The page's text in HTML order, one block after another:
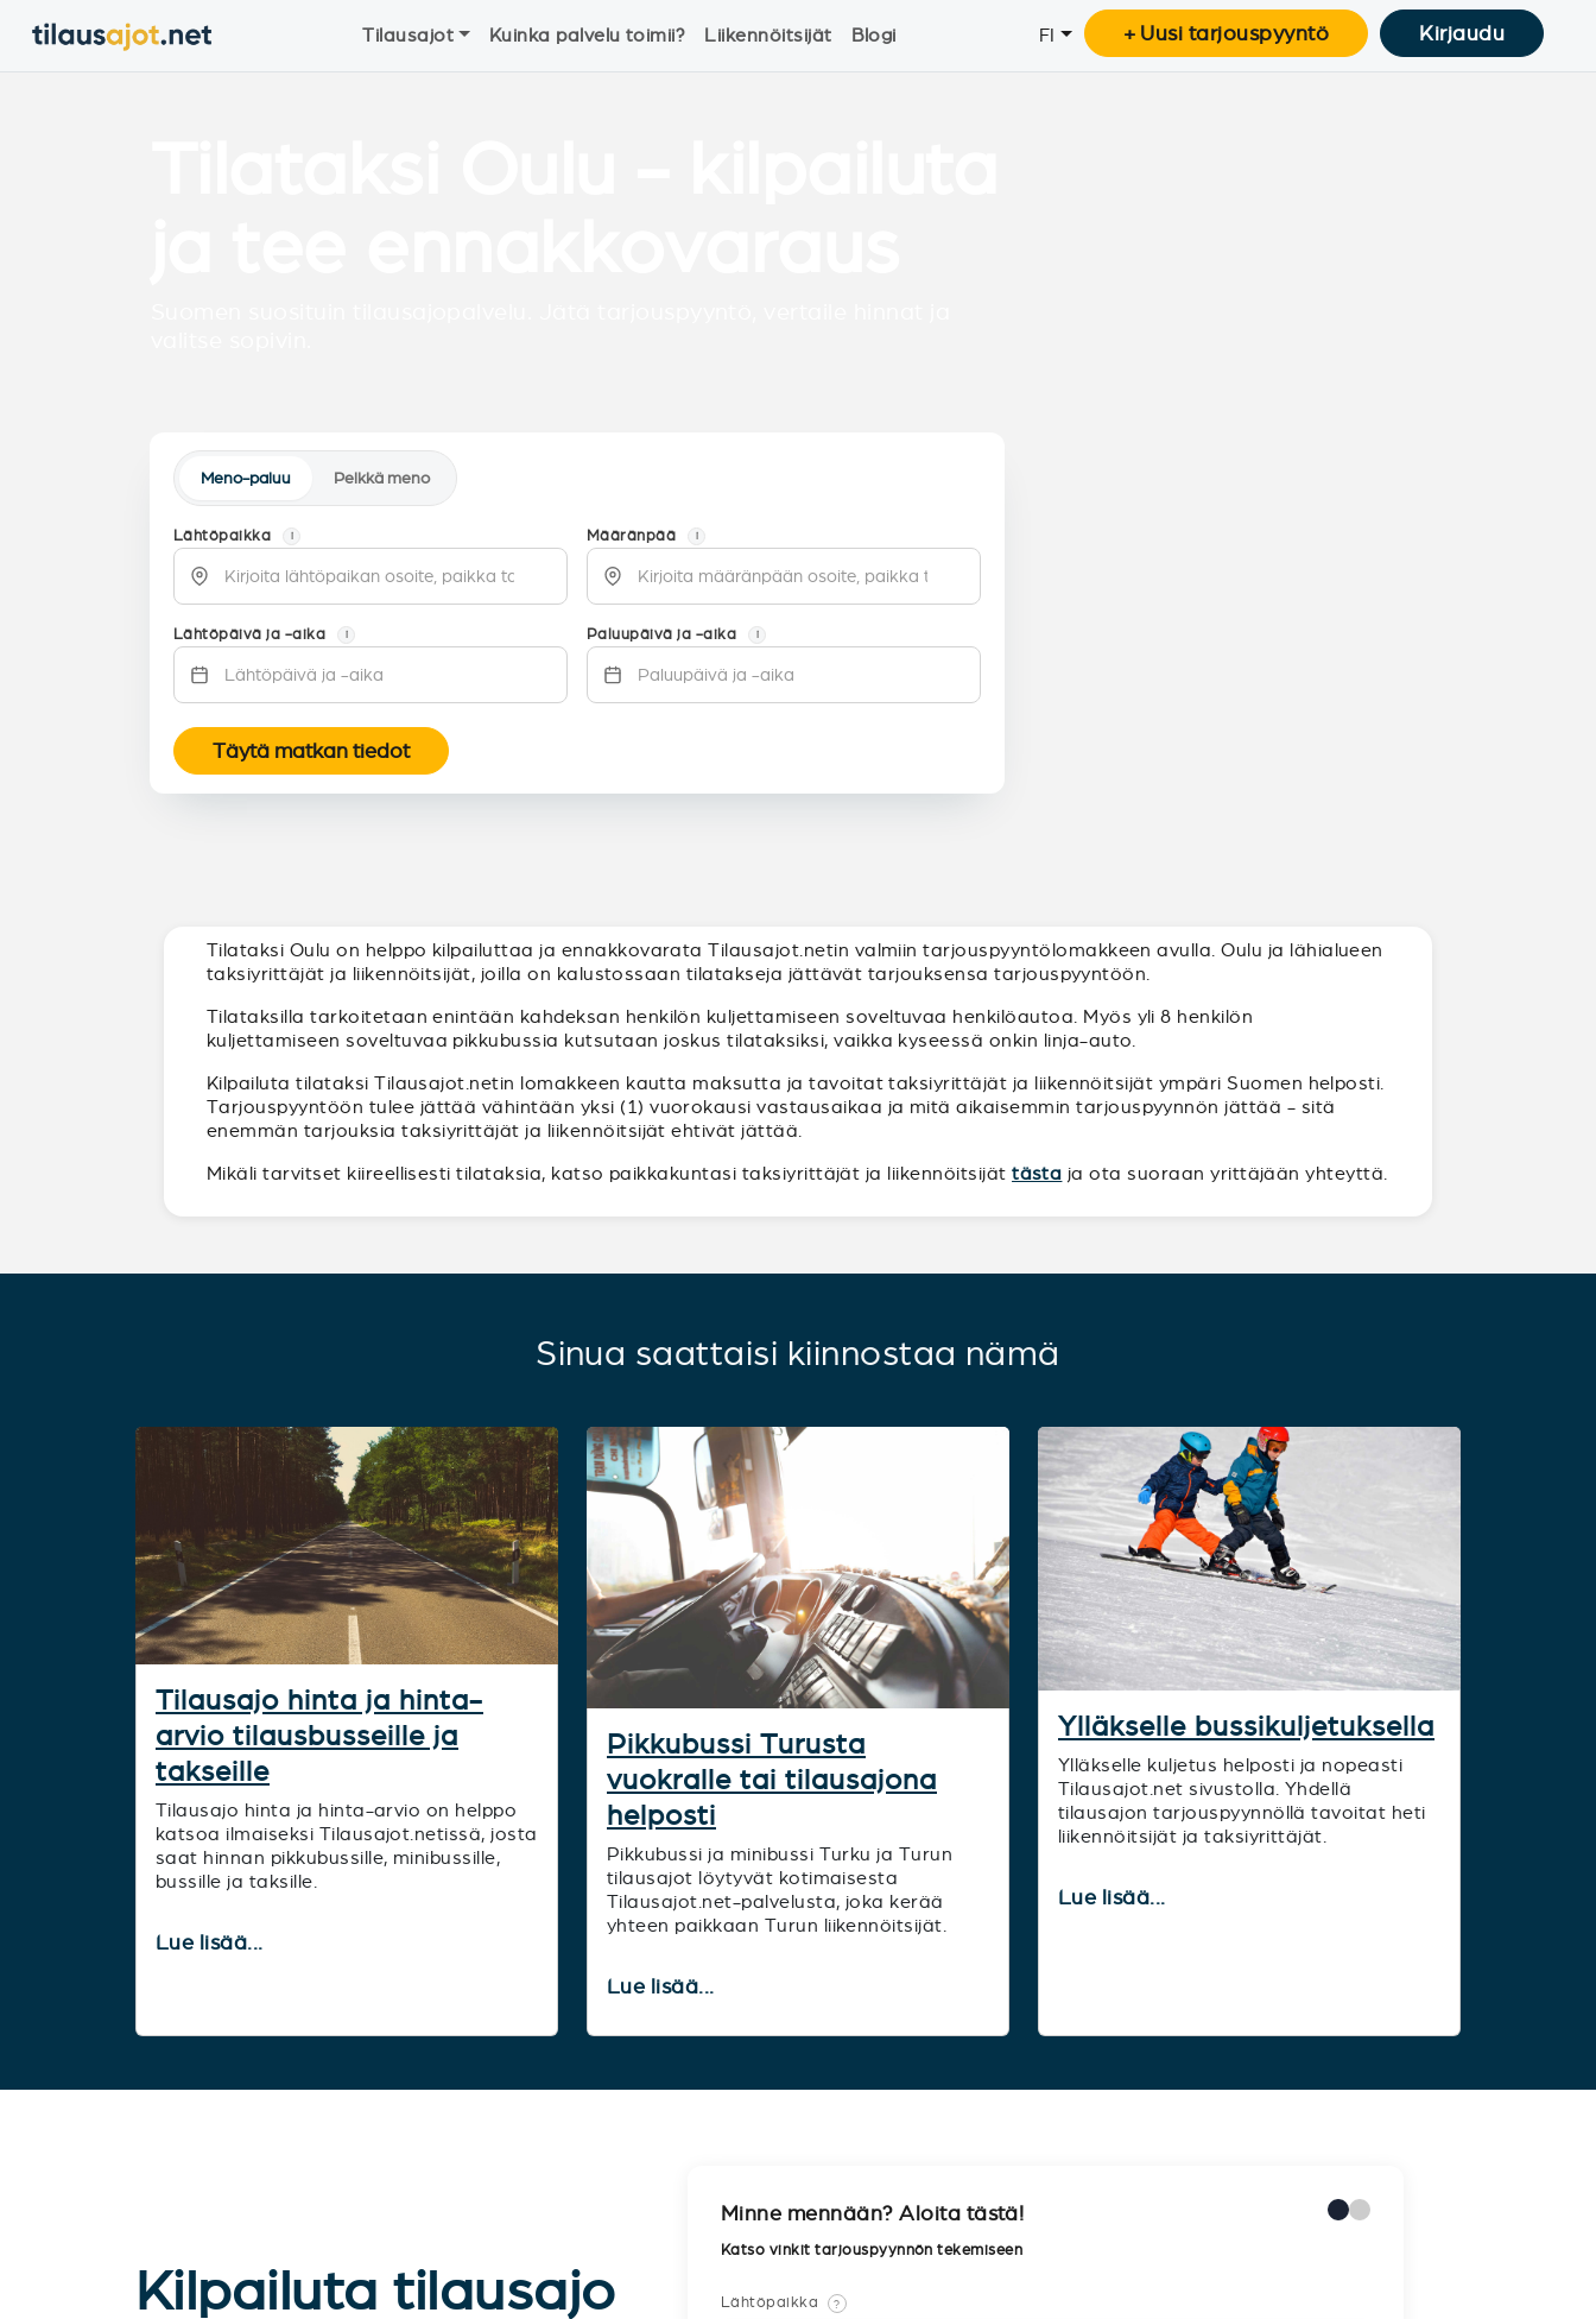
Tilausajot Kuinka palvelu toimii? Liikennöitsijät Blogi FI + Uusi tarjouspyyntö Kirjaudu
Meno-paluu Pelkkä meno
Lähtöpaikka i Määränpää i
Lähtöpäivä ja -aika i Paluupäivä ja -aika i
Täytä matkan tiedot
Tilataksi Oulu on helppo kilpailuttaa ja ennakkovarata Tilausajot.netin valmiin tarjouspyyntölomakkeen avulla. Oulu ja lähialueen
taksiyrittäjät ja liikennöitsijät, joilla on kalustossaan tilatakseja jättävät tarjouksensa tarjouspyyntöön.
Tilataksilla tarkoitetaan enintään kahdeksan henkilön kuljettamiseen soveltuvaa henkilöautoa. Myös yli 8 henkilön
kuljettamiseen soveltuvaa pikkubussia kutsutaan joskus tilataksiksi, vaikka kyseessä onkin linja-auto.
Kilpailuta tilataksi Tilausajot.netin lomakkeen kautta maksutta ja tavoitat taksiyrittäjät ja liikennöitsijät ympäri Suomen helposti.
Tarjouspyyntöön tulee jättää vähintään yksi (1) vuorokausi vastausaikaa ja mitä aikaisemmin tarjouspyynnön jättää - sitä
enemmän tarjouksia taksiyrittäjät ja liikennöitsijät ehtivät jättää.
Mikäli tarvitset kiireellisesti tilataksia, katso paikkakuntasi taksiyrittäjät ja liikennöitsijättästa ja ota suoraan yrittäjään yhteyttä.
Sinua saattaisi kiinnostaa nämä
Tilausajo hinta ja hinta-
arvio tilausbusseille ja
takseille
Tilausajo hinta ja hinta-arvio on helppo
katsoa ilmaiseksi Tilausajot.netissä, josta
saat hinnan pikkubussille, minibussille,
bussille ja taksille.
Lue lisää...
Pikkubussi Turusta
vuokralle tai tilausajona
helposti
Pikkubussi ja minibussi Turku ja Turun
tilausajot löytyvät kotimaisesta
Tilausajot.net-palvelusta, joka kerää
yhteen paikkaan Turun liikennöitsijät.
Lue lisää...
Ylläkselle bussikuljetuksella
Ylläkselle kuljetus helposti ja nopeasti
Tilausajot.net sivustolla. Yhdellä
tilausajon tarjouspyynnöllä tavoitat heti
liikennöitsijät ja taksiyrittäjät.
Lue lisää...
Kilpailuta tilausajo
Minne mennään? Aloita tästä!
Katso vinkit tarjouspyynnön tekemiseen
Lähtöpaikka ?